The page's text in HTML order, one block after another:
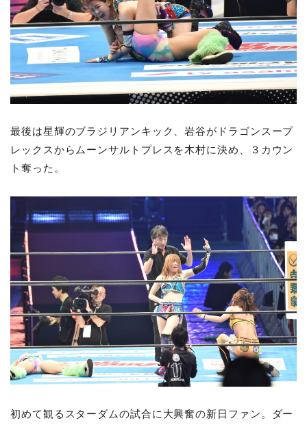
最後は星輝のブラジリアンキック、岩谷がドラゴンスープ
レックスからムーンサルトプレスを木村に決め、３カウン
ト奪った。
初めて観るスターダムの試合に大興奮の新日ファン。ダー